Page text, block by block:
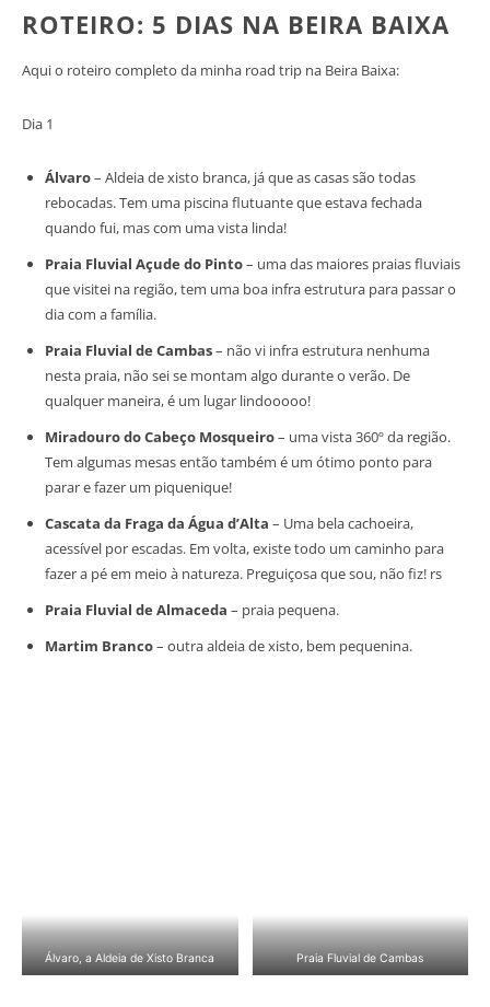
ROTEIRO: 5 DIAS NA BEIRA BAIXA
Aqui o roteiro completo da minha road trip na Beira Baixa:
Dia 1
Álvaro– Aldeia de xisto branca, já que as casas são todas
rebocadas. Tem uma piscina flutuante que estava fechada
quando fui, mas com uma vista linda!
Praia Fluvial Açude do Pinto– uma das maiores praias fluviais
que visitei na região, tem uma boa infra estrutura para passar o
dia com a família.
Praia Fluvial de Cambas– não vi infra estrutura nenhuma
nesta praia, não sei se montam algo durante o verão. De
qualquer maneira, é um lugar lindooooo!
Miradouro do Cabeço Mosqueiro– uma vista 360º da região.
Tem algumas mesas então também é um ótimo ponto para
parar e fazer um piquenique!
Cascata da Fraga da Água d’Alta – Uma bela cachoeira,
acessível por escadas. Em volta, existe todo um caminho para
fazer a pé em meio à natureza. Preguiçosa que sou, não fiz! rs
Praia Fluvial de Almaceda – praia pequena.
Martim Branco– outra aldeia de xisto, bem pequenina.
Álvaro, a Aldeia de Xisto Branca Praia Fluvial de Cambas